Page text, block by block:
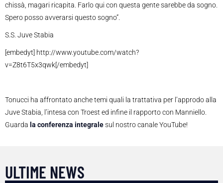
chissà, magari ricapita. Farlo qui con questa gente sarebbe da sogno.
Spero posso avverarsi questo sogno”.
S.S. Juve Stabia
[embedyt] http://www.youtube.com/watch?
v=Z8t6T5x3qwk[/embedyt]
Tonucci ha affrontato anche temi quali la trattativa per l’approdo alla
Juve Stabia, l’intesa con Troest ed infine il rapporto con Manniello.
Guarda la conferenza integralesul nostro canale YouTube!
ULTIME NEWS